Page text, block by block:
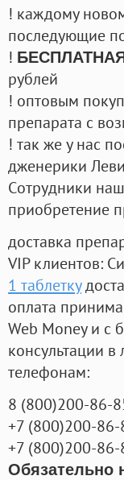
! каждому
последующие
!
рублей
! оптовым
препарата с
! так же у нас
дженерики
Cотрудники
приобретение
доставка
VIP клиентов:
1 таблетку
оплата
Web Money и с
консультации
телефонам:
8 (800)200-86-
+7 (800)200-86-
+7 (800)200-86-
Обязательно